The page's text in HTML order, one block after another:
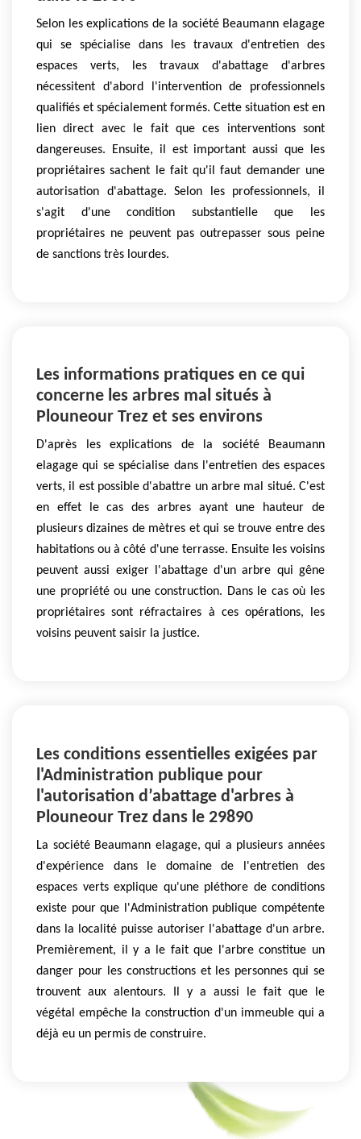
Selon les explications de la société Beaumann elagage
qui se spécialise dans les travaux d'entretien des
espaces verts, les travaux d'abattage d'arbres
nécessitent d'abord l'intervention de professionnels
qualifiés et spécialement formés. Cette situation est en
lien direct avec le fait que ces interventions sont
dangereuses. Ensuite, il est important aussi que les
propriétaires sachent le fait qu'il faut demander une
autorisation d'abattage. Selon les professionnels, il
s'agit d'une condition substantielle que les
propriétaires ne peuvent pas outrepasser sous peine
de sanctions très lourdes.
Les informations pratiques en ce qui
concerne les arbres mal situés à
Plouneour Trez et ses environs
D'après les explications de la société Beaumann
elagage qui se spécialise dans l'entretien des espaces
verts, il est possible d'abattre un arbre mal situé. C'est
en effet le cas des arbres ayant une hauteur de
plusieurs dizaines de mètres et qui se trouve entre des
habitations ou à côté d'une terrasse. Ensuite les voisins
peuvent aussi exiger l'abattage d'un arbre qui gêne
une propriété ou une construction. Dans le cas où les
propriétaires sont réfractaires à ces opérations, les
voisins peuvent saisir la justice.
Les conditions essentielles exigées par
l'Administration publique pour
l'autorisation d’abattage d'arbres à
Plouneour Trez dans le 29890
La société Beaumann elagage, qui a plusieurs années
d'expérience dans le domaine de l'entretien des
espaces verts explique qu'une pléthore de conditions
existe pour que l'Administration publique compétente
dans la localité puisse autoriser l'abattage d'un arbre.
Premièrement, il y a le fait que l'arbre constitue un
danger pour les constructions et les personnes qui se
trouvent aux alentours. Il y a aussi le fait que le
végétal empêche la construction d'un immeuble qui a
déjà eu un permis de construire.